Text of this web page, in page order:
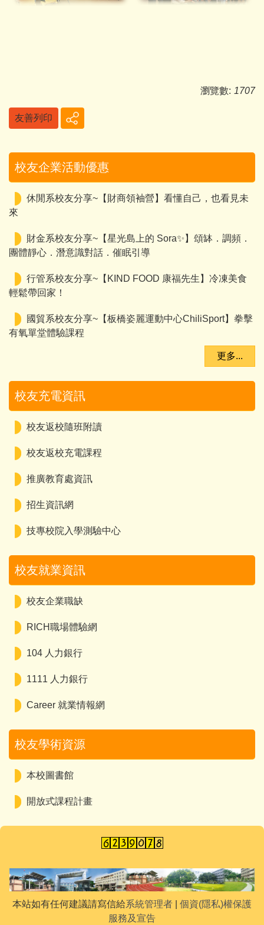
瀏覽數: 1707
友善列印
校友企業活動優惠
休閒系校友分享~【財商領袖營】看懂自己，也看見未
來
財金系校友分享~【星光島上的 Sora✨】頌缽．調頻．
團體靜心．潛意識對話．催眠引導
行管系校友分享~【KIND FOOD 康福先生】冷凍美食
輕鬆帶回家！
國貿系校友分享~【板橋姿麗運動中心ChiliSport】拳擊
有氧單堂體驗課程
更多...
校友充電資訊
校友返校隨班附讀
校友返校充電課程
推廣教育處資訊
招生資訊網
技專校院入學測驗中心
校友就業資訊
校友企業職缺
RICH職場體驗網
104 人力銀行
1111 人力銀行
Career 就業情報網
校友學術資源
本校圖書館
開放式課程計畫
本站如有任何建議請寫信給系統管理者
個資(隱私)權保護
服務及宣告